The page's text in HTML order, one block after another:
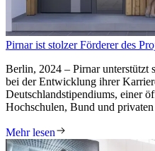
Pirnar ist stolzer Förderer des
Berlin, 2024 – Pirnar unterstützt
bei der Entwicklung ihrer
Deutschlandstipendiums, einer
Hochschulen, Bund und
Mehr lesen